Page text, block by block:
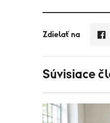
Zdielať na
Súvisiace